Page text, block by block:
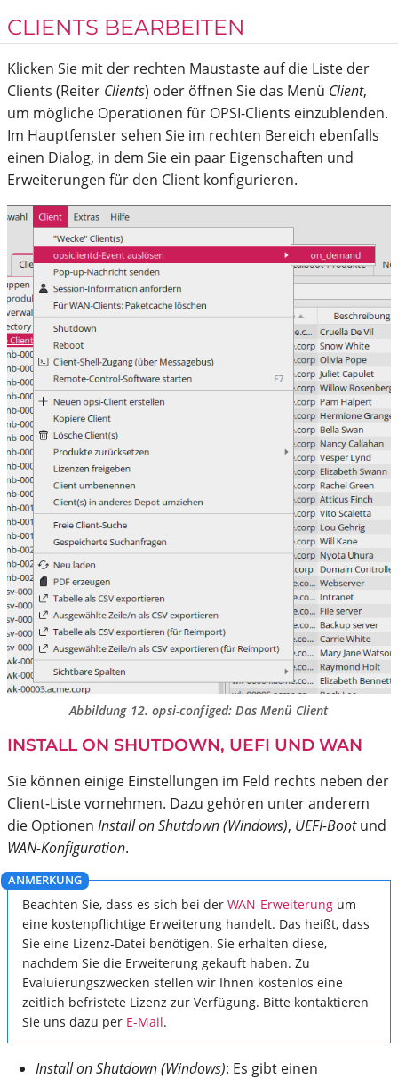
CLIENTS BEARBEITEN
Klicken Sie mit der rechten Maustaste auf die Liste der
Clients (Reiter Clients) oder öffnen Sie das Menü Client,
um mögliche Operationen für OPSI-Clients einzublenden.
Im Hauptfenster sehen Sie im rechten Bereich ebenfalls
einen Dialog, in dem Sie ein paar Eigenschaften und
Erweiterungen für den Client konfigurieren.
Abbildung 12.opsi-configed: Das Menü Client
INSTALL ON SHUTDOWN, UEFI UND WAN
Sie können einige Einstellungen im Feld rechts neben der
Client-Liste vornehmen. Dazu gehören unter anderem
die Optionen Install on Shutdown (Windows), UEFI-Bootund
WAN-Konfiguration.
Beachten Sie, dass es sich bei der WAN-Erweiterung um
eine kostenpflichtige Erweiterung handelt. Das heißt, dass
Sie eine Lizenz-Datei benötigen. Sie erhalten diese,
nachdem Sie die Erweiterung gekauft haben. Zu
Evaluierungszwecken stellen wir Ihnen kostenlos eine
zeitlich befristete Lizenz zur Verfügung. Bitte kontaktieren
Sie uns dazu per E-Mail.
Install on Shutdown (Windows): Es gibt einen